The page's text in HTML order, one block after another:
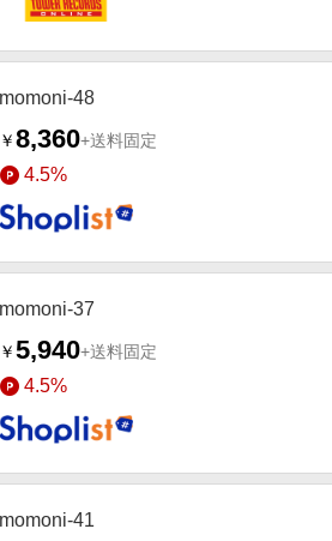
momoni-48
￥8,360+送料固定
4.5%
momoni-37
￥5,940+送料固定
4.5%
momoni-41